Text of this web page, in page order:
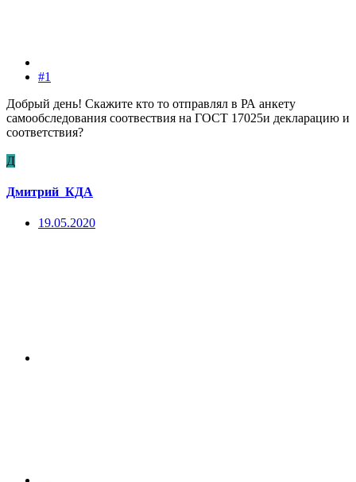
#1
Добрый день! Скажите кто то отправлял в РА анкету
самообследования соотвествия на ГОСТ 17025и декларацию и
соответствия?
Д
Дмитрий_КДА
19.05.2020